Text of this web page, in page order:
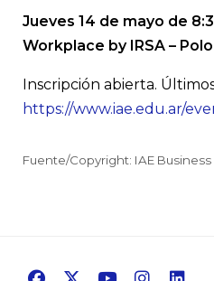
Jueves 14 de mayo de
Workplace by IRSA –
Inscripción abierta.
https://www.iae.edu.ar/
Fuente/Copyright: IAE